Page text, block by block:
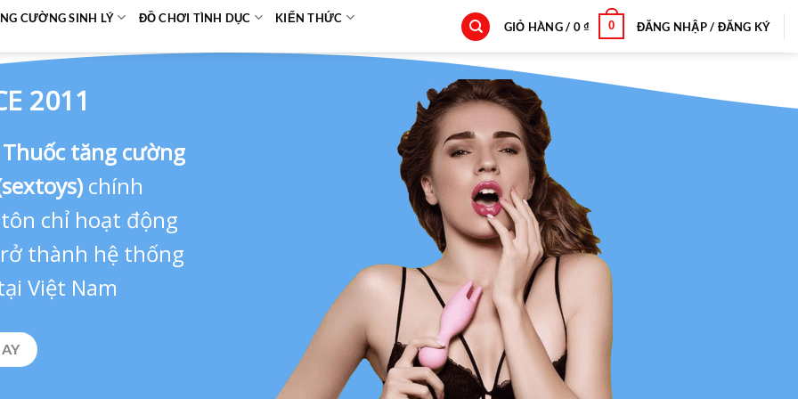
CƯỜNG SINH LÝ ĐỒ CHƠI TÌNH DỤC KIẾN THỨC
GIỎ HÀNG / 0₫ 0 ĐĂNG NHẬP / ĐĂNG KÝ
2011
Thuốc tăng cường
chính
chỉ hoạt động
thành hệ thống
Việt Nam